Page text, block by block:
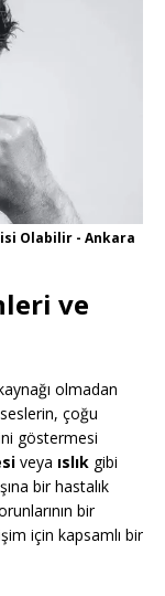
Olabilir - Ankara
ve
olmadan
çoğu
göstermesi
veya ıslık gibi
bir hastalık
bir
için kapsamlı bir